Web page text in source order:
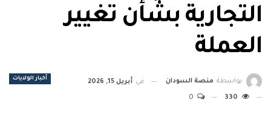
التجارية بشأن تغيير
العملة
أخبار الولايات بواسطة منصة السودان في أبريل 15, 2026
330